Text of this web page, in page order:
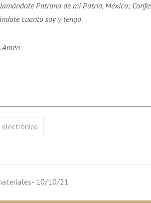
Patrona de mi Patria, México;
cuanto soy y tengo.
Amén
electrónico
10/10/21